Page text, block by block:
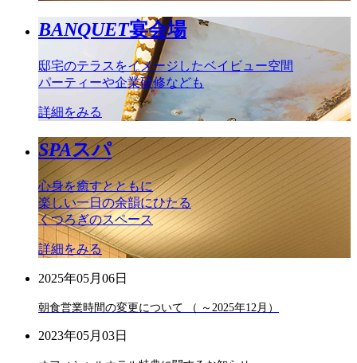
BANQUET宴会場
邸宅のテラスをイメージしたベイビュー空間
パーティーや企業研修なども
詳細をみる
SPAスパ
心身を癒すとともに
楽しい一日の余韻にひたる
くつろぎのスペース
詳細をみる
2025年05月06日
朝食営業時間の変更について （ ～2025年12月）
2023年05月03日